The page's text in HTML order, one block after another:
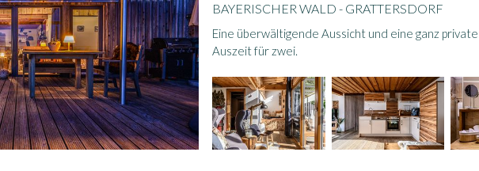
BAYERISCHER WALD - GRATTERSDORF
Eine überwältigende Aussicht und eine ganz private
Auszeit für zwei.